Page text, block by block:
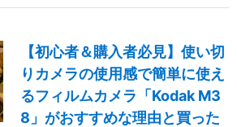
【初心者＆購入者必見】使い切
りカメラの使用感で簡単に使え
るフィルムカメラ「Kodak M3
8」がおすすめな理由と買った